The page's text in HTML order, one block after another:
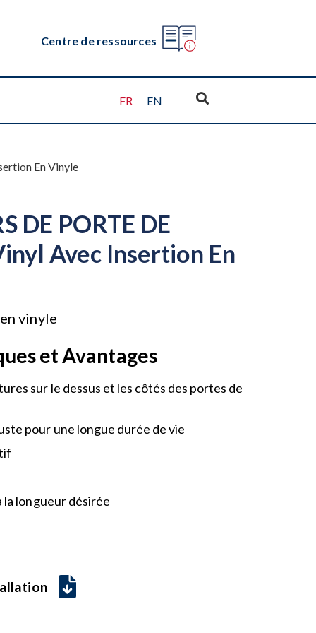
Centre de ressources
FR EN
En Vinyle
DE PORTE DE
Avec Insertion En
vinyle
et Avantages
sur le dessus et les côtés des portes de
pour une longue durée de vie
la longueur désirée